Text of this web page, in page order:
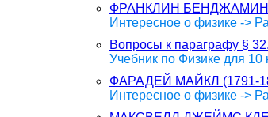
ФРАНКЛИН БЕНДЖАМИН
Интересное о физике ->
Вопросы к параграфу §
Учебник по Физике для
ФАРАДЕЙ МАЙКЛ (1791-
Интересное о физике ->